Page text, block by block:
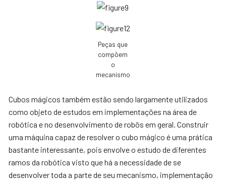
Peças que
compõem
o
mecanismo
Cubos mágicos também estão sendo largamente utilizados
como objeto de estudos em implementações na área de
robótica e no desenvolvimento de robôs em geral. Construir
uma máquina capaz de resolver o cubo mágico é uma prática
bastante interessante, pois envolve o estudo de diferentes
ramos da robótica visto que há a necessidade de se
desenvolver toda a parte de seu mecanismo, implementação